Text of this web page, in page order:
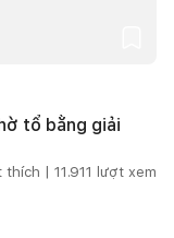
tổ bằng giải
thích | 11.911 lượt xem